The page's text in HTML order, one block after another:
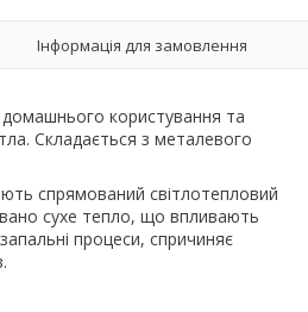
Інформація для замовлення
домашнього користування та
Складається з металевого
спрямований світлотепловий
сухе тепло, що впливають
процеси, спричиняє